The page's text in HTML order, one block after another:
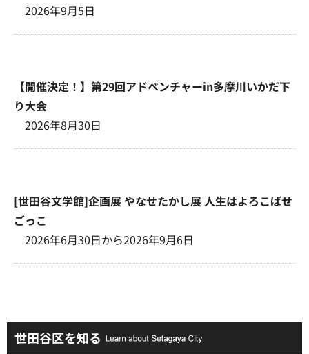
2026年9月5日
【開催決定！】第29回アドベンチャーin多摩川いかだ下
り大会
2026年8月30日
[世田谷文学館]企画展 やなせたかし展 人生はよろこばせ
ごっこ
2026年6月30日から2026年9月6日
世田谷区を知る